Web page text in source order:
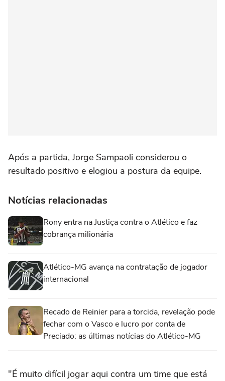
Após a partida, Jorge Sampaoli considerou o
resultado positivo e elogiou a postura da equipe.
Notícias relacionadas
Rony entra na Justiça contra o Atlético e faz
cobrança milionária
Atlético-MG avança na contratação de jogador
internacional
Recado de Reinier para a torcida, revelação pode
fechar com o Vasco e lucro por conta de
Preciado: as últimas notícias do Atlético-MG
"É muito difícil jogar aqui contra um time que está